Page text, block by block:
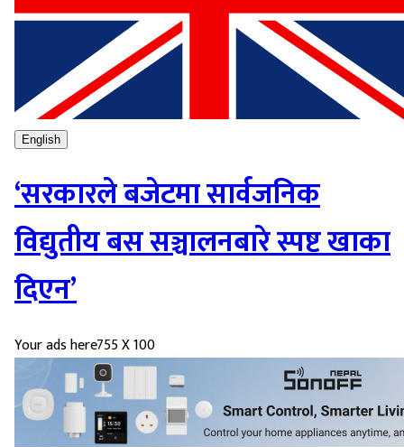
English
‘सरकारले बजेटमा सार्वजनिक
विद्युतीय बस सञ्चालनबारे स्पष्ट खाका
दिएन’
Your ads here755 X 100